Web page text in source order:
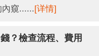
內窺......[详情]
？檢查流程、費用